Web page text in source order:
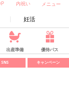
妊活
内祝い メニュー
出産準備 優待パス
SNS キャンペーン